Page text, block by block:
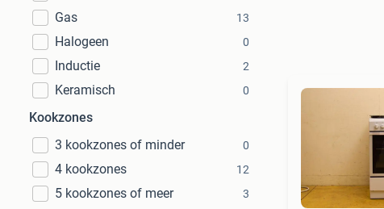
Gas 13
Halogeen 0
Inductie 2
Keramisch 0
Kookzones
3 kookzones of minder
0
4 kookzones 12
5 kookzones of meer 3